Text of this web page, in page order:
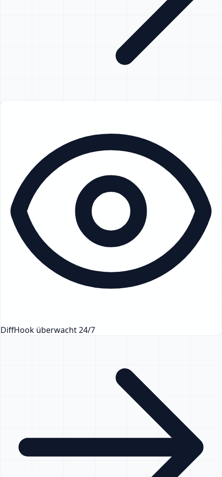
DiffHook überwacht 24/7